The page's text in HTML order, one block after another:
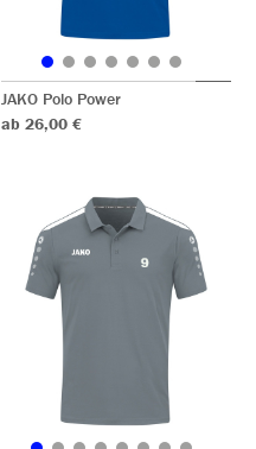
JAKO Polo Power
ab 26,00 €